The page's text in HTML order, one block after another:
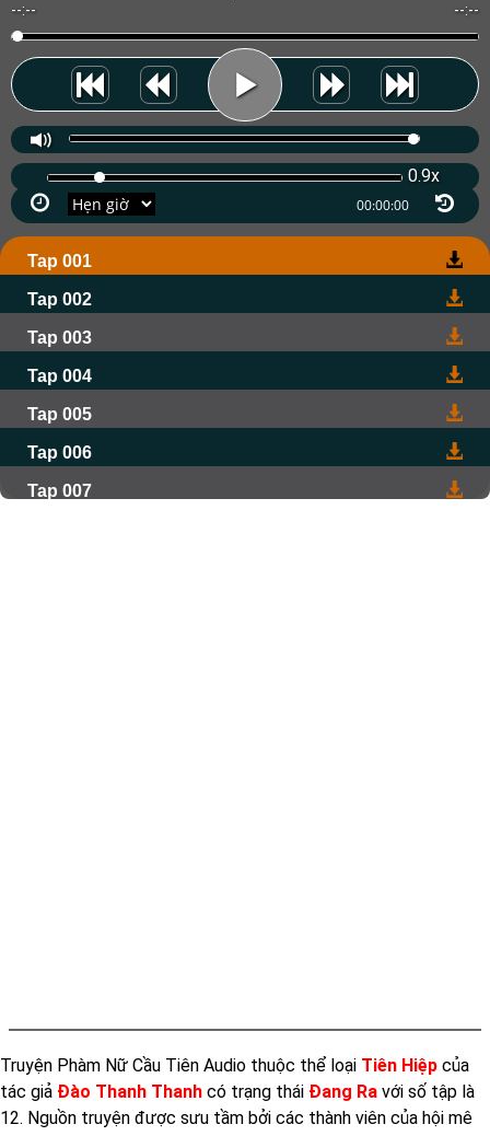
--:-- --:--
0.9x
Tap 001
Tap 002
Tap 003
Tap 004
Tap 005
Tap 006
Tap 007
Truyện Phàm Nữ Cầu Tiên Audio thuộc thể loại Tiên Hiệp của
tác giả Đào Thanh Thanh có trạng thái Đang Ra với số tập là
12. Nguồn truyện được sưu tầm bởi các thành viên của hội mê